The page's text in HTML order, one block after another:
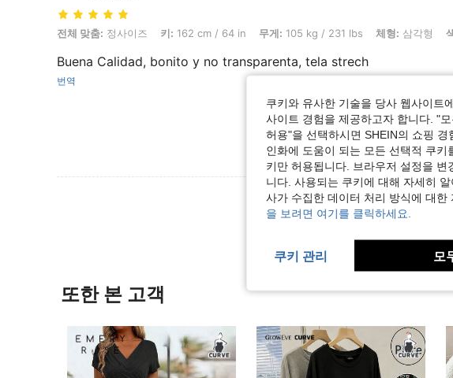
전체 맞춤: 정사이즈, 키: 162 cm / 64 in, 무게: 105 kg / 231 lbs, 체형: 삼각형, 색: 블랙, 사이즈:
전체 맞춤: 정사이즈 키: 162 cm / 64 in 무게: 105 kg / 231 lbs 체형: 삼각형
Buena Calidad, bonito y no transparenta, tela strech
번역
리뷰 더 보기
또한 본 고객
쿠키와 유사한 기술을 당사 웹사이트
사이트 경험을 제공하고자 합니다. "
허용"을 선택하시면 SHEIN의 쇼핑
인화에 도움이 되는 모든 선택적 쿠
키만 허용됩니다. 브라우저 설정을
니다. 사용되는 쿠키에 대해 자세히
사가 수집한 데이터 처리 방식에 대한
을 보려면 여기를 클릭하세요.
쿠키 관리 모